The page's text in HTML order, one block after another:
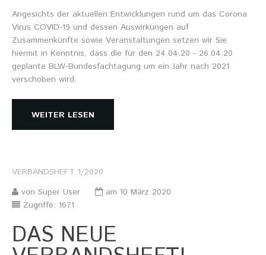
Chronik
Partnerfirmen
Galerie
WILD
Europäisches Damwild
Pressemeldungen
Verbandsheft
Stellenausschreibung
Termine
KONTAKT
Angesichts der aktuellen Entwicklungen rund um das Corona
Virus COVID-19 und dessen Auswirkungen auf
Zusammenkünfte sowie Veranstaltungen setzen wir Sie
hiermit in Kenntnis, dass die für den 24.04.20 - 26.04.20
geplante BLW-Bundesfachtagung um ein Jahr nach 2021
verschoben wird.
WEITER LESEN
VERBANDSHEFT 1/2020
von Super User
am 10 März 2020
Zugriffe: 1671
DAS NEUE